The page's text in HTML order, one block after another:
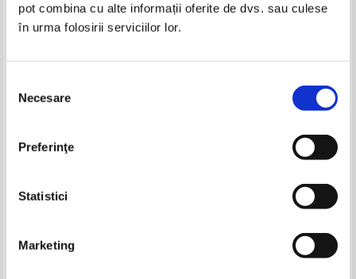
pot combina cu alte informații oferite de dvs. sau culese
în urma folosirii serviciilor lor.
consimțământului
Necesare
Preferinţe
Statistici
Marketing
Angus Hyland - Symbol. The
figurative trademarks
Gheorghe Suman - Alpinismul